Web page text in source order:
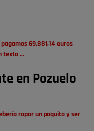
69.881,14 euros
texto …
en Pozuelo
rapar un poquito y ser